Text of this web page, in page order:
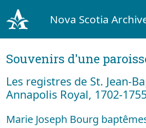
Nova Scotia
Souvenirs d'une
Les registres de St. Jean-
Annapolis Royal, 1702-
Marie Joseph Bourg